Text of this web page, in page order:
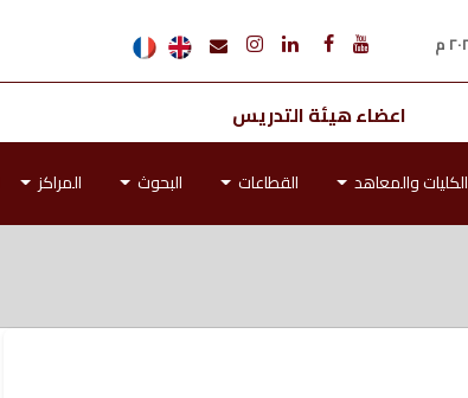
اعضاء هيئة التدريس
الكليات والمعاهد القطاعات البحوث المراكز